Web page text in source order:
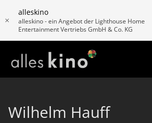
alleskino
alleskino - ein Angebot der Lighthouse Home
Entertainment Vertriebs GmbH & Co. KG
Wilhelm Hauff